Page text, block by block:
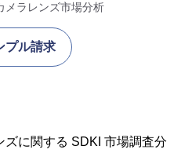
メラレンズ市場分析
プル請求
に関する SDKI 市場調査分